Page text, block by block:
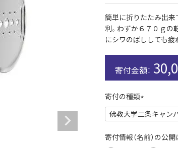
簡単に折りたたみ出来
利。わずか６７０ｇの
にシワのばししても疲
寄付の種類
(
必
須
寄付情報（名前）の公